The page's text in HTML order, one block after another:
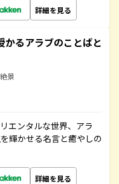
詳細を見る
かるアラブのことばと
景
エンタルな世界、アラ
輝かせる名言と癒やしの
詳細を見る